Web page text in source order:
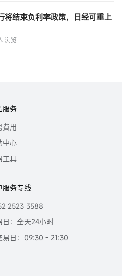
标，财务状况或任何特别需要。本报
为富途集团的任何成员作出提议，建议
其它金融证券。本报告所提及之产品
士应在作出任何投资决策时须充分考虑
被认为有能力独立评估投资风险并就投
请直接联系富途证券。本报告作者所持
或出售证券的要约或邀请。任何决定购
现有的公开信息，包括任何有关此类
观点; 及 (ii) 他/她过往，现在或将来，直
是与他/她在本报告所表达之特别推荐或
没有在研究报告发出前30 日内及在研究
的上市法团及其相关证券。
员本人或其有联系者并未担任本研究报
将结束负利率政策，日经可重上
浏览
服务
費用
中心
工具
服务专线
2523 3588
日：全天24小时
易日：09:30 - 21:30